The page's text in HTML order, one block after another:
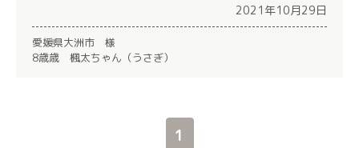
2021年10月29日
愛媛県大洲市 様
8歳歳 楓太ちゃん（うさぎ）
1